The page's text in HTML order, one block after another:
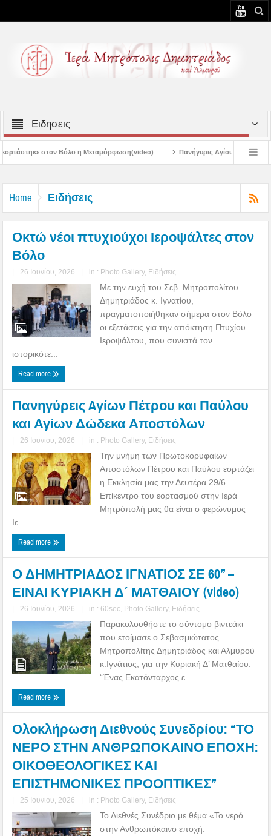
Ειδησεις
η Μεταμόρφωση(video) Πανήγυρις Αγίου Καλλινίκου Μητροπολίτου
Home Ειδήσεις
Οκτώ νέοι πτυχιούχοι Ιεροψάλτες στον
Βόλο
| 26 Ιουνίου, 2026 | in : Photo Gallery, Ειδήσεις
Με την ευχή του Σεβ. Μητροπολίτου
Δημητριάδος κ. Ιγνατίου,
πραγματοποιήθηκαν σήμερα στον Βόλο
οι εξετάσεις για την απόκτηση Πτυχίου
Ιεροψάλτου, που συνιστά τον
ιστορικότε...
Read more
Πανηγύρεις Aγίων Πέτρου και Παύλου
και Αγίων Δώδεκα Αποστόλων
| 26 Ιουνίου, 2026 | in : Photo Gallery, Ειδήσεις
Την μνήμη των Πρωτοκορυφαίων
Αποστόλων Πέτρου και Παύλου εορτάζει
η Εκκλησία μας την Δευτέρα 29/6.
Επίκεντρο του εορτασμού στην Ιερά
Μητρόπολή μας θα είναι ο φερώνυμος
Ιε...
Read more
Ο ΔΗΜΗΤΡΙΑΔΟΣ ΙΓΝΑΤΙΟΣ ΣΕ 60’’ –
ΕΙΝΑΙ ΚΥΡΙΑΚΗ Δ΄ ΜΑΤΘΑΙΟΥ (video)
| 26 Ιουνίου, 2026 | in : 60sec Photo Gallery, Ειδήσεις
Παρακολουθήστε το σύντομο βιντεάκι
που ετοίμασε ο Σεβασμιώτατος
Μητροπολίτης Δημητριάδος και Αλμυρού
κ.Ιγνάτιος, για την Κυριακή Δ’ Ματθαίου.
“Ένας Εκατόνταρχος ε...
Read more
Ολοκλήρωση Διεθνούς Συνεδρίου: “ΤΟ
ΝΕΡΟ ΣΤΗΝ ΑΝΘΡΩΠΟΚΑΙΝΟ ΕΠΟΧΗ:
ΟΙΚΟΘΕΟΛΟΓΙΚΕΣ ΚΑΙ
ΕΠΙΣΤΗΜΟΝΙΚΕΣ ΠΡΟΟΠΤΙΚΕΣ”
| 25 Ιουνίου, 2026 | in : Photo Gallery, Ειδήσεις
Το Διεθνές Συνέδριο με θέμα «Το νερό
στην Ανθρωπόκαινο εποχή: